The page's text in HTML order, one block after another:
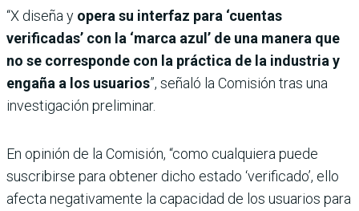
“X diseña y opera su interfaz para ‘cuentas
verificadas’ con la ‘marca azul’ de una manera que
no se corresponde con la práctica de la industria y
engaña a los usuarios”, señaló la Comisión tras una
investigación preliminar.
En opinión de la Comisión, “como cualquiera puede
suscribirse para obtener dicho estado ‘verificado’, ello
afecta negativamente la capacidad de los usuarios para